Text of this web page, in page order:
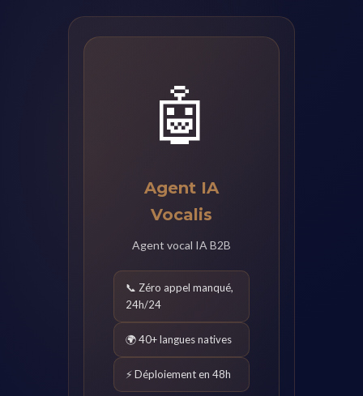
🤖
Agent IA
Vocalis
Agent vocal IA B2B
📞 Zéro appel manqué,
24h/24
🌍 40+ langues natives
⚡ Déploiement en 48h